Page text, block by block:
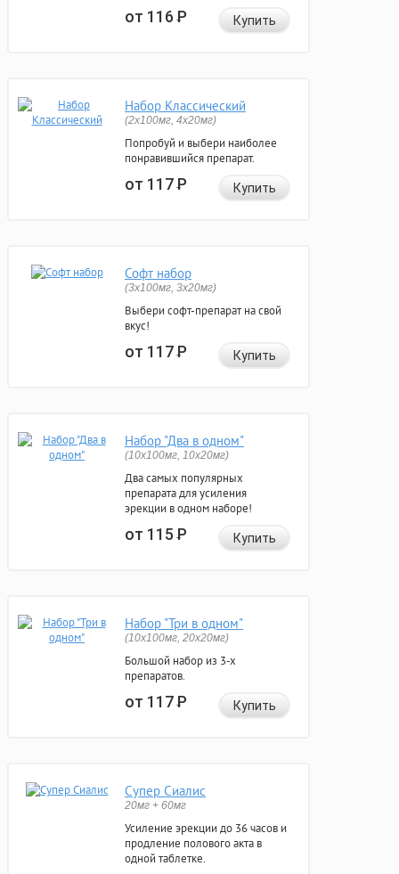
от 116Р Купить
Набор Классический
(2x100мг, 4x20мг)
Попробуй и выбери наиболее
понравившийся препарат.
от 117Р Купить
Софт набор
(3x100мг, 3x20мг)
Выбери софт-препарат на свой
вкус!
от 117Р Купить
Набор "Два в одном"
(10x100мг, 10x20мг)
Два самых популярных
препарата для усиления
эрекции в одном наборе!
от 115Р Купить
Набор "Три в одном"
(10x100мг, 20x20мг)
Большой набор из 3-х
препаратов.
от 117Р Купить
Супер Сиалис
20мг + 60мг
Усиление эрекции до 36 часов и
продление полового акта в
одной таблетке.